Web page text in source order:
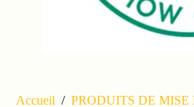
Accueil / PRODUITS DE MISE